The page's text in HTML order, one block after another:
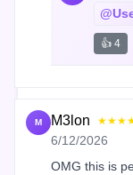
👍 4
M M3lon
6/12/2026
OMG this is